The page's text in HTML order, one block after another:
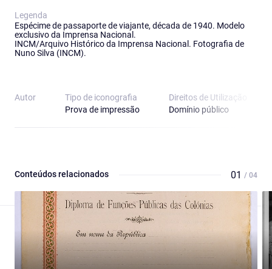
Legenda
Espécime de passaporte de viajante, década de 1940. Modelo
exclusivo da Imprensa Nacional.
INCM/Arquivo Histórico da Imprensa Nacional. Fotografia de
Nuno Silva (INCM).
Autor
Tipo de iconografia
Prova de impressão
Direitos de Utilização
Domínio público
Conteúdos relacionados 01 / 04